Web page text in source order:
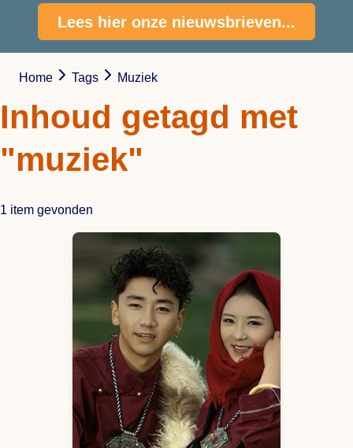
Lees hier onze nieuwsbrieven...
Home Tags Muziek
Inhoud getagd met
"muziek"
1 item gevonden